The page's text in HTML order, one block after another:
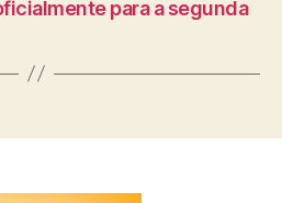
para a segunda